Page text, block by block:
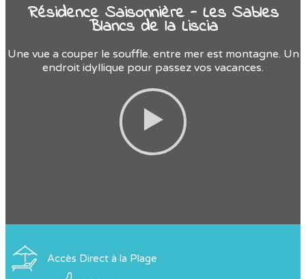
Résidence Saisonnière - Les Sables
Blancs de la Liscia
Une vue a couper le souffle. entre mer est montagne. Un
endroit idyllique pour passez vos vacances.
Accès Direct à la Plage